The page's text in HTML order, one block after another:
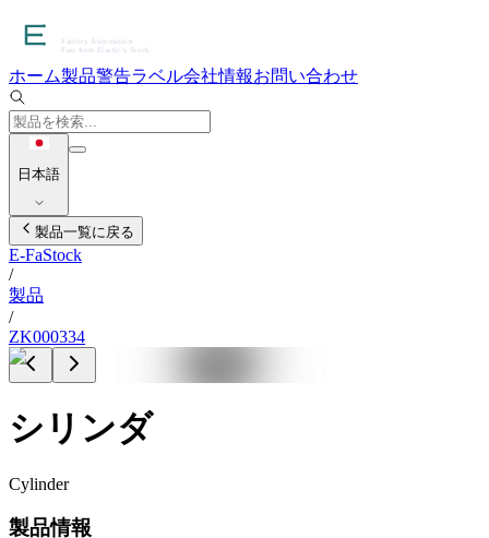
ホーム製品警告ラベル会社情報お問い合わせ
日本語
製品一覧に戻る
E-FaStock
/
製品
/
ZK000334
シリンダ
Cylinder
製品情報